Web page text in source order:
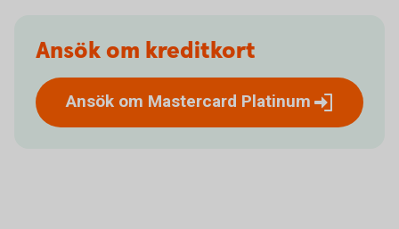
Ansök om kreditkort
Ansök om Mastercard Platinum